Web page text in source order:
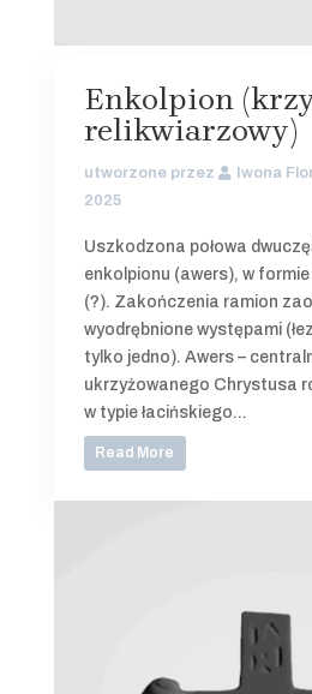
Enkolpion
relikwiarzowy)
utworzone przez Iwona
2025
Uszkodzona połowa
enkolpionu (awers), w
(?). Zakończenia ramion
wyodrębnione występami
tylko jedno). Awers –
ukrzyżowanego Chrystusa
w typie łacińskiego...
Read More